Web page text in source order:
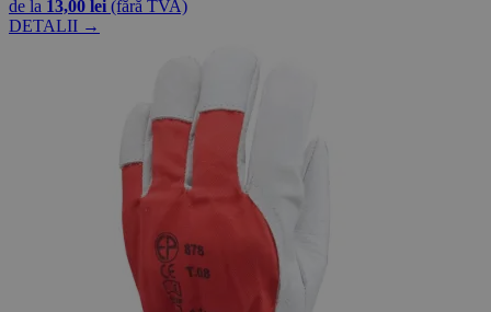
de la 13,00 lei (fără TVA)
DETALII →